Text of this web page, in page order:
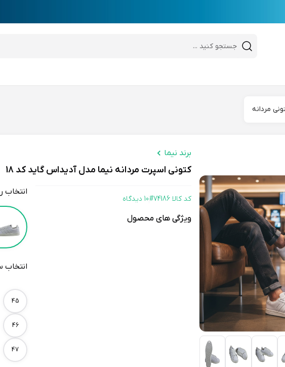
desktop header search
مردانه
برند نیما
کتونی اسپرت مردانه نیما مدل آدیداس گاید کد 18
کد کالا 74186# 10 دیدگاه
ویژگی های محصول
انتخاب
Color
انتخاب
Size
45
46
47